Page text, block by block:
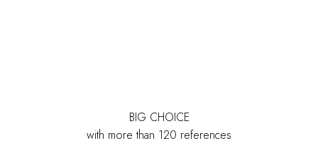
BIG CHOICE
with more than 120 references